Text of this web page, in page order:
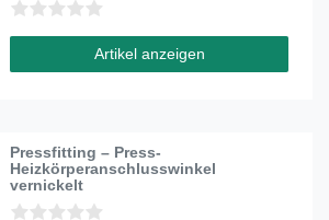
Artikel anzeigen
Pressfitting – Press-
Heizkörperanschlusswinkel
vernickelt